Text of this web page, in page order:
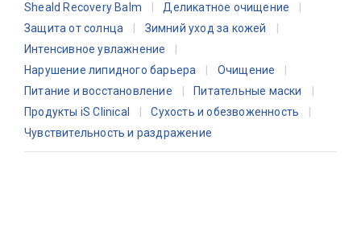
Sheald Recovery Balm
Деликатное очищение
Защита от солнца
Зимний уход за кожей
Интенсивное увлажнение
Нарушение липидного барьера
Очищение
Питание и восстановление
Питательные маски
Продукты iS Clinical
Сухость и обезвоженность
Чувствительность и раздражение